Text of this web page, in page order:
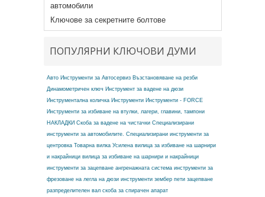
автомобили
Ключове за секретните болтове
ПОПУЛЯРНИ КЛЮЧОВИ ДУМИ
Авто Инструменти за Автосервиз Възстановяване на резби
Динамометричен ключ Инструмент за вадене на дюзи
Инструментална количка Инструменти Инструменти - FORCE
Инструменти за избиване на втулки, лагери, главини, тампони
НАКЛАДКИ Скоба за вадене на чистачки Специализирани
инструменти за автомобилите. Специализирани инструменти за
центровка Товарна вилка Усилена вилица за избиване на шарнири
и накрайници вилица за избиване на шарнири и накрайници
инструменти за зацепване ангренажната система инструменти за
фрезоване на легла на дюзи инструменти зембер пети зацепване
разпределителен вал скоба за спирачен апарат